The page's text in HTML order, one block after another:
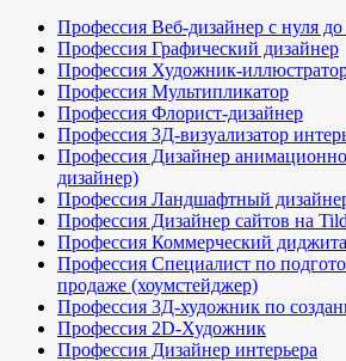
Профессия Веб-дизайнер с нуля
Профессия Графический дизайнер
Профессия Художник-
Профессия Мультипликатор
Профессия Флорист-дизайнер
Профессия 3Д-визуализатор
Профессия Дизайнер
дизайнер)
Профессия Ландшафтный
Профессия Дизайнер сайтов на
Профессия Коммерческий
Профессия Специалист по
продаже (хоумстейджер)
Профессия 3Д-художник по
Профессия 2D-Художник
Профессия Дизайнер интерьера